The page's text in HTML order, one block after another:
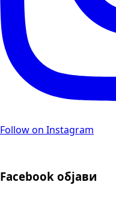
Follow on Instagram
Facebook објави